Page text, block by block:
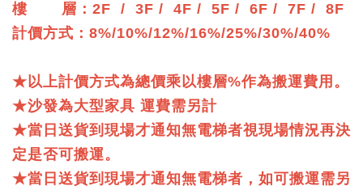
樓 層：2F / 3F / 4F / 5F / 6F / 7F / 8F
計價方式：8%/10%/12%/16%/25%/30%/40%
★以上計價方式為總價乘以樓層%作為搬運費用。
★沙發為大型家具 運費需另計
★當日送貨到現場才通知無電梯者視現場情況再決
定是否可搬運。
★當日送貨到現場才通知無電梯者，如可搬運需另